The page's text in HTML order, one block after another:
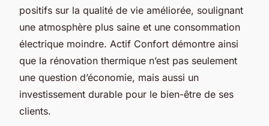
positifs sur la qualité de vie améliorée, soulignant
une atmosphère plus saine et une consommation
électrique moindre. Actif Confort démontre ainsi
que la rénovation thermique n’est pas seulement
une question d’économie, mais aussi un
investissement durable pour le bien-être de ses
clients.